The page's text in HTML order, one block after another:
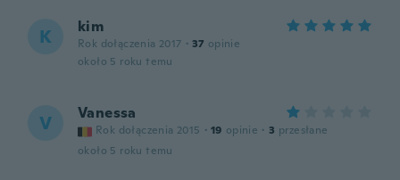
K kim
Rok dołączenia 2017 · 37 opinie
około 5 roku temu
V Vanessa
Rok dołączenia 2015 · 19 opinie · 3 przesłane
około 5 roku temu